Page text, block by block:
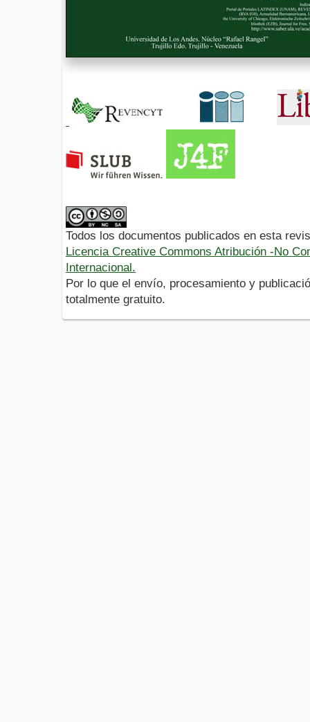
Todos los documentos publicados en esta
Licencia Creative Commons Atribución -No
Internacional.
Por lo que el envío, procesamiento y
totalmente gratuito.